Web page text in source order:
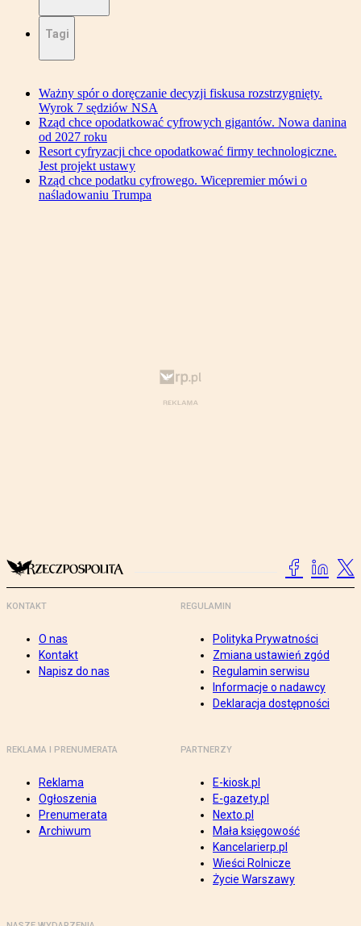
Tagi
Ważny spór o doręczanie decyzji fiskusa rozstrzygnięty.
Wyrok 7 sędziów NSA
Rząd chce opodatkować cyfrowych gigantów. Nowa danina
od 2027 roku
Resort cyfryzacji chce opodatkować firmy technologiczne.
Jest projekt ustawy
Rząd chce podatku cyfrowego. Wicepremier mówi o
naśladowaniu Trumpa
KONTAKT
O nas
Kontakt
Napisz do nas
REGULAMIN
Polityka Prywatności
Zmiana ustawień zgód
Regulamin serwisu
Informacje o nadawcy
Deklaracja dostępności
REKLAMA I PRENUMERATA
Reklama
Ogłoszenia
Prenumerata
Archiwum
PARTNERZY
E-kiosk.pl
E-gazety.pl
Nexto.pl
Mała księgowość
Kancelarierp.pl
Wieści Rolnicze
Życie Warszawy